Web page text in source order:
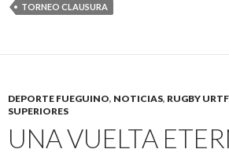
TORNEO CLAUSURA
DEPORTE FUEGUINO, NOTICIAS, RUGBY
SUPERIORES
UNA VUELTA